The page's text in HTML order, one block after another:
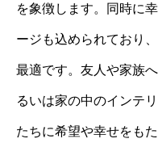
を象徴します。同時に
ージも込められており
最適です。友人や家族
るいは家の中のインテ
たちに希望や幸せをも